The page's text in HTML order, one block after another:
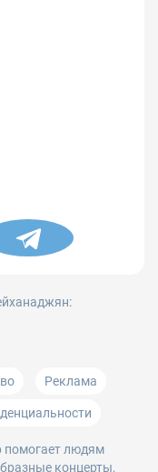
Реклама
помогает людям
концерты,